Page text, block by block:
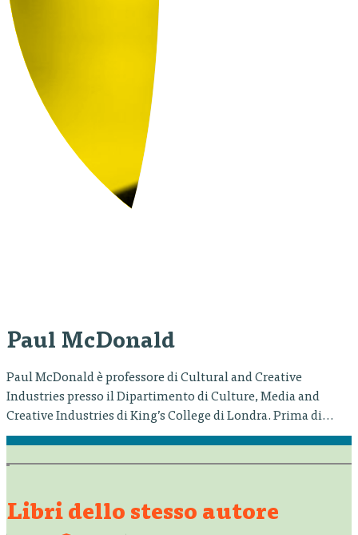
Paul McDonald
Paul McDonald è professore di Cultural and Creative
Industries presso il Dipartimento di Culture, Media and
Creative Industries di King’s College di Londra. Prima di
intraprendere la carriera universitaria, Paul ha fatto pratica
Libri dello stesso autore